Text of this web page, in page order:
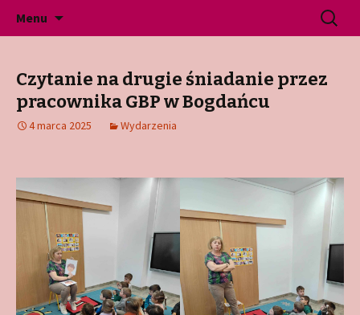
Przedszkole Jenin
Gminne Przedszkole Publiczne w Jeninie
Menu Szukaj:
Czytanie na drugie śniadanie przez
pracownika GBP w Bogdańcu
4 marca 2025 Wydarzenia